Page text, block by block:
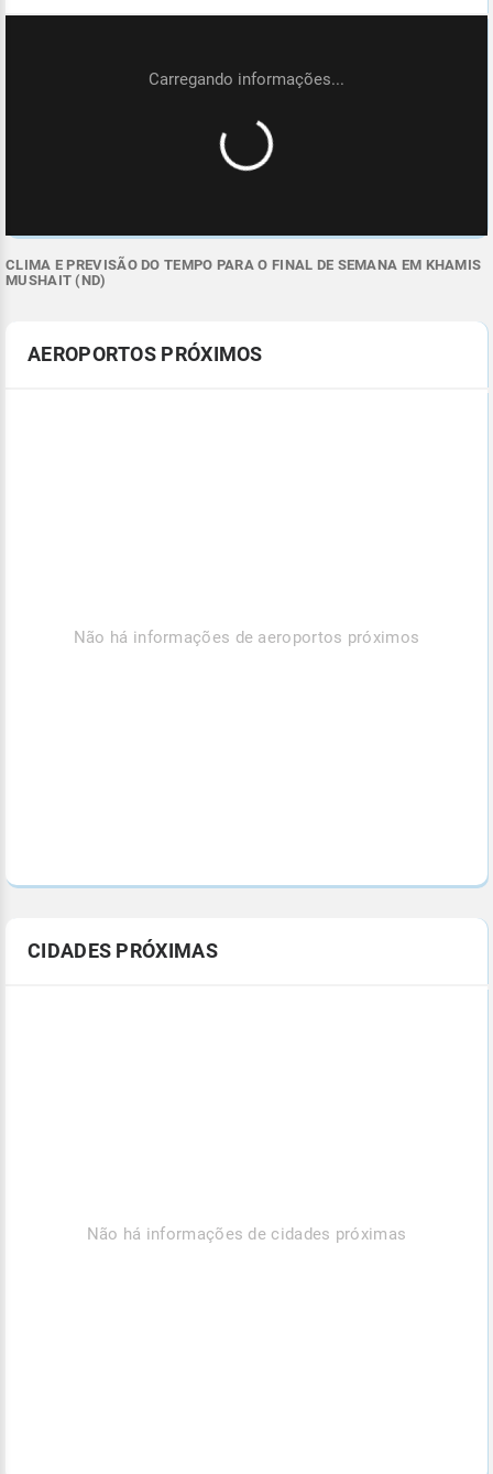
CLIMA E PREVISÃO DO TEMPO PARA O FINAL DE SEMANA EM KHAMIS
MUSHAIT (ND)
AEROPORTOS PRÓXIMOS
Não há informações de aeroportos próximos
CIDADES PRÓXIMAS
Não há informações de cidades próximas